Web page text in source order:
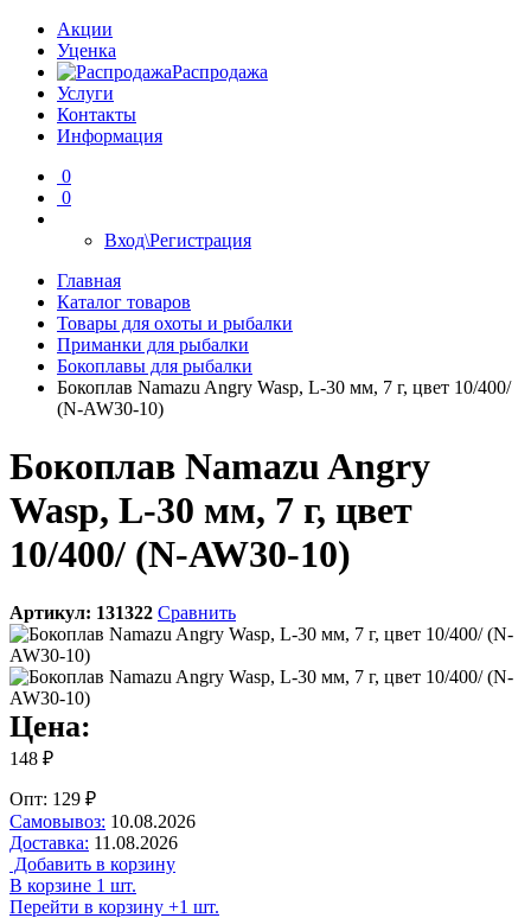
Акции
Уценка
Распродажа
Услуги
Контакты
Информация
0
0
Вход\Регистрация
Главная
Каталог товаров
Товары для охоты и рыбалки
Приманки для рыбалки
Бокоплавы для рыбалки
Бокоплав Namazu Angry Wasp, L-30 мм, 7 г, цвет 10/400/
(N-AW30-10)
Бокоплав Namazu Angry
Wasp, L-30 мм, 7 г, цвет
10/400/ (N-AW30-10)
Артикул: 131322 Сравнить
Цена:
148 ₽
Опт: 129 ₽
Самовывоз: 10.08.2026
Доставка: 11.08.2026
Добавить в корзину
В корзине 1 шт.
Перейти в корзину +1 шт.